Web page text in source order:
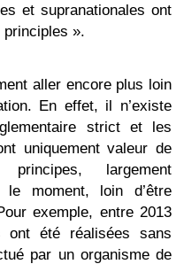
et supranationales ont
principles ».
aller encore plus loin
En effet, il n’existe
strict et les
uniquement valeur de
principes, largement
moment, loin d’être
exemple, entre 2013
ont été réalisées sans
par un organisme de